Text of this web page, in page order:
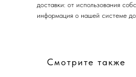
доставки: от использования
информация о нашей системе
Смотрите также